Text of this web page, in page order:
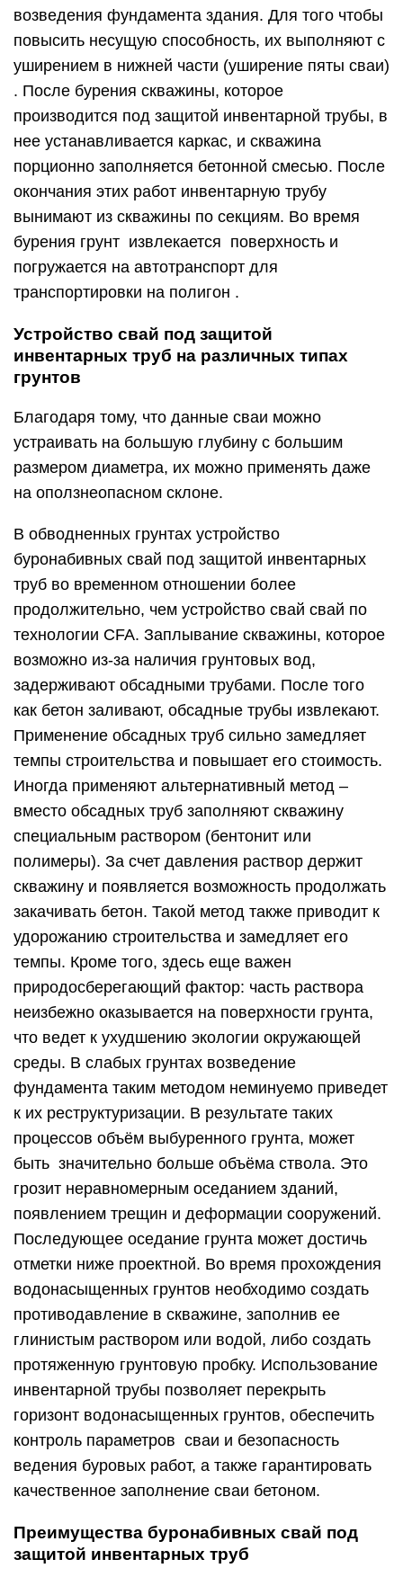
возведения фундамента здания. Для того чтобы
повысить несущую способность, их выполняют с
уширением в нижней части (уширение пяты сваи)
. После бурения скважины, которое
производится под защитой инвентарной трубы, в
нее устанавливается каркас, и скважина
порционно заполняется бетонной смесью. После
окончания этих работ инвентарную трубу
вынимают из скважины по секциям. Во время
бурения грунт извлекается поверхность и
погружается на автотранспорт для
транспортировки на полигон .
Устройство свай под защитой
инвентарных труб на различных типах
грунтов
Благодаря тому, что данные сваи можно
устраивать на большую глубину с большим
размером диаметра, их можно применять даже
на оползнеопасном склоне.
В обводненных грунтах устройство
буронабивных свай под защитой инвентарных
труб во временном отношении более
продолжительно, чем устройство свай свай по
технологии CFA. Заплывание скважины, которое
возможно из-за наличия грунтовых вод,
задерживают обсадными трубами. После того
как бетон заливают, обсадные трубы извлекают.
Применение обсадных труб сильно замедляет
темпы строительства и повышает его стоимость.
Иногда применяют альтернативный метод –
вместо обсадных труб заполняют скважину
специальным раствором (бентонит или
полимеры). За счет давления раствор держит
скважину и появляется возможность продолжать
закачивать бетон. Такой метод также приводит к
удорожанию строительства и замедляет его
темпы. Кроме того, здесь еще важен
природосберегающий фактор: часть раствора
неизбежно оказывается на поверхности грунта,
что ведет к ухудшению экологии окружающей
среды. В слабых грунтах возведение
фундамента таким методом неминуемо приведет
к их реструктуризации. В результате таких
процессов объём выбуренного грунта, может
быть значительно больше объёма ствола. Это
грозит неравномерным оседанием зданий,
появлением трещин и деформации сооружений.
Последующее оседание грунта может достичь
отметки ниже проектной. Во время прохождения
водонасыщенных грунтов необходимо создать
противодавление в скважине, заполнив ее
глинистым раствором или водой, либо создать
протяженную грунтовую пробку. Использование
инвентарной трубы позволяет перекрыть
горизонт водонасыщенных грунтов, обеспечить
контроль параметров сваи и безопасность
ведения буровых работ, а также гарантировать
качественное заполнение сваи бетоном.
Преимущества буронабивных свай под
защитой инвентарных труб